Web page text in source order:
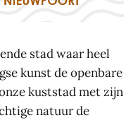
stad waar heel
kunst de openbare
kuststad met zijn
natuur de